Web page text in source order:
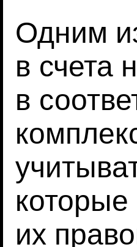
Одним
в счета
в
их